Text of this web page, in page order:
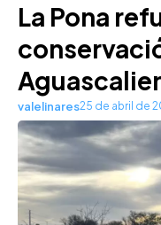
La Pona
valelinares25 de abril de